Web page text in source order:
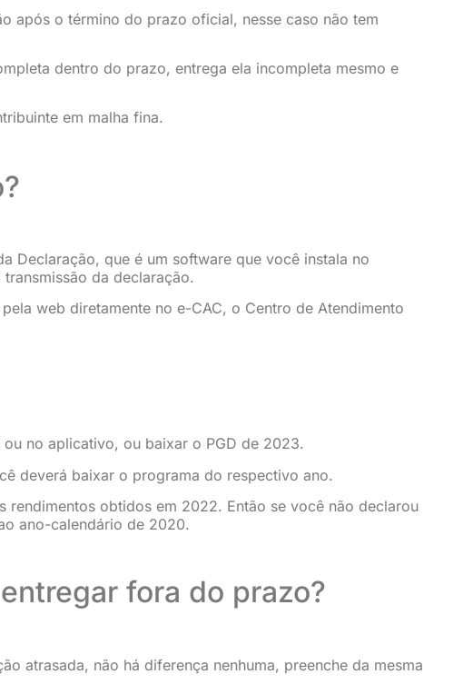
após o término do prazo oficial, nesse caso não tem
dentro do prazo, entrega ela incompleta mesmo e
em malha fina.
Declaração, que é um software que você instala no
da declaração.
web diretamente no e-CAC, o Centro de Atendimento
no aplicativo, ou baixar o PGD de 2023.
deverá baixar o programa do respectivo ano.
obtidos em 2022. Então se você não declarou
ano-calendário de 2020.
fora do prazo?
atrasada, não há diferença nenhuma, preenche da mesma